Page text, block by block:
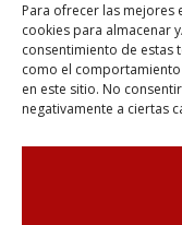
Para ofrecer las mejores
cookies para almacenar
consentimiento de
como el
en este sitio. No
negativamente a ciertas